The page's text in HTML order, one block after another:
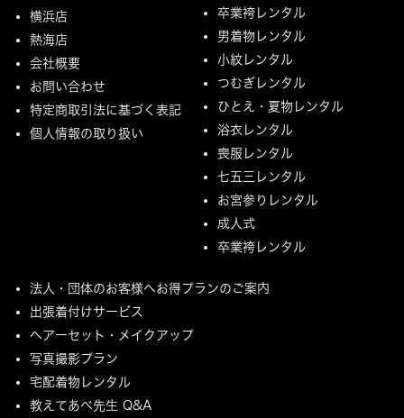
横浜店
熱海店
会社概要
お問い合わせ
特定商取引法に基づく表記
個人情報の取り扱い
卒業袴レンタル
男着物レンタル
小紋レンタル
つむぎレンタル
ひとえ・夏物レンタル
浴衣レンタル
喪服レンタル
七五三レンタル
お宮参りレンタル
成人式
卒業袴レンタル
法人・団体のお客様へお得プランのご案内
出張着付けサービス
ヘアーセット・メイクアップ
写真撮影プラン
宅配着物レンタル
教えてあべ先生 Q&A